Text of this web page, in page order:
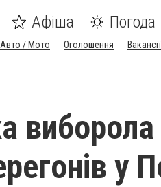
Афіша Погода
Авто / Мото Оголошення Вакансії
у